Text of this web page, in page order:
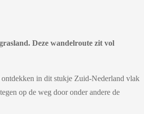
Deze wandelroute zit vol
in dit stukje Zuid-Nederland vlak
op de weg door onder andere de